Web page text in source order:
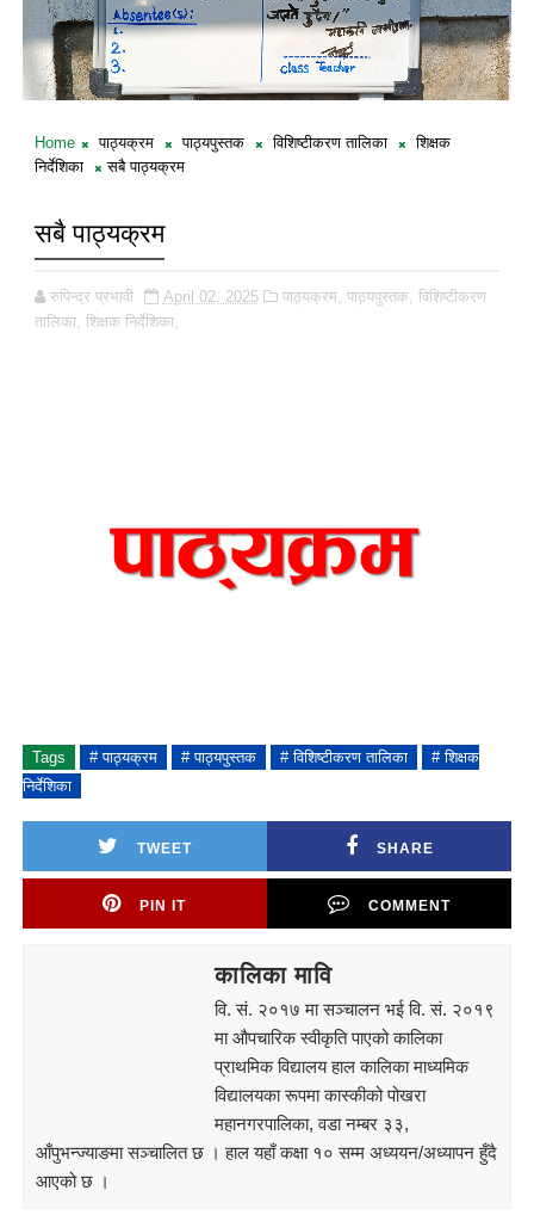
Home पाठ्यक्रम पाठ्यपुस्तक विशिष्टीकरण तालिका
शिक्षक
निर्देशिका
सबै पाठ्यक्रम
सबै पाठ्यक्रम
रुपिन्द्र प्रभावी April 02, 2025 पाठ्यक्रम, पाठ्यपुस्तक, विशिष्टीकरण
तालिका, शिक्षक निर्देशिका,
Tags # पाठ्यक्रम # पाठ्यपुस्तक # विशिष्टीकरण तालिका
# शिक्षक
निर्देशिका
TWEET SHARE
PIN IT COMMENT
कालिका मावि
वि. सं. २०१७ मा सञ्चालन भई वि. सं. २०१९
मा औपचारिक स्वीकृति पाएको कालिका
प्राथमिक विद्यालय हाल कालिका माध्यमिक
विद्यालयका रूपमा कास्कीको पोखरा
महानगरपालिका, वडा नम्बर ३३,
आँपुभन्ज्याङमा सञ्चालित छ । हाल यहाँ कक्षा १० सम्म अध्ययन/अध्यापन हुँदै
आएको छ ।